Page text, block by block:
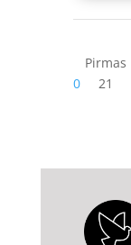
Pirmas
0
21